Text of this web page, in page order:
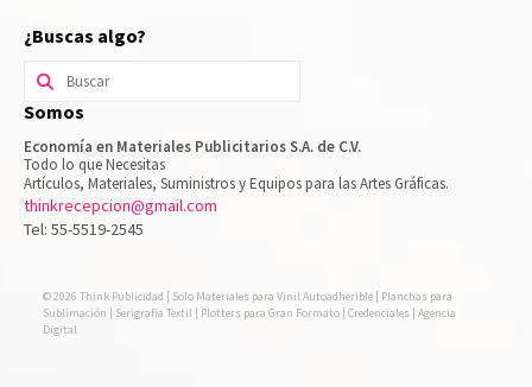
¿Buscas algo?
Buscar
por:
Somos
Economía en Materiales Publicitarios S.A. de C.V.
Todo lo que Necesitas
Artículos, Materiales, Suministros y Equipos para las Artes Gráficas.
thinkrecepcion@gmail.com
Tel: 55-5519-2545
© 2026 Think Publicidad | Solo Materiales para Vinil Autoadherible | Planchas para
Sublimación | Serigrafía Textil | Plotters para Gran Formato | Credenciales | Agencia
Digital